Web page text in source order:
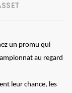
un promu qui
au regard
leur chance, les